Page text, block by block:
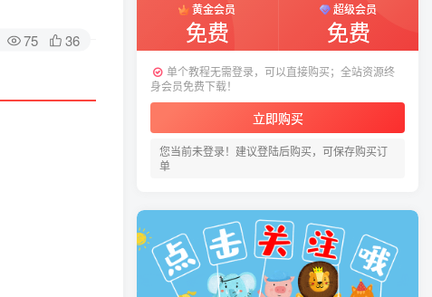
75 36
HI！请登录
登录 注册
黄金会员
免费
超级会员
免费
单个教程无需登录，可以直接购买；全站资源终
身会员免费下载！
立即购买
您当前未登录！建议登陆后购买，可保存购买订
单